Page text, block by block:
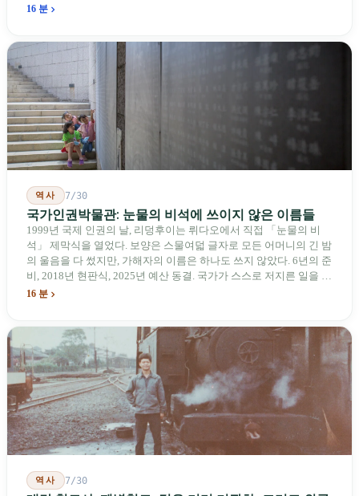
과하다. 2026년 4월, 미국 양당 소속 상원의원 4명이 《타이완을 위
를 드러낸다: 타이완의 진입이 너무 느려 미국 스스로가 입법을 통해
장벽을 낮춰야 한다는 점이다. 타이완에서 46년간 원격 조종 장난감
비행기를 만들어 온 한 회사가 오하이오주에 두 번째 공장을 건설할
계획을 세우고 있다.
16 분
역사 7/30
국가인권박물관: 눈물의 비석에 쓰이지 않은 이름들
1999년 국제 인권의 날, 리덩후이는 뤼다오에서 직접 「눈물의 비
석」 제막식을 열었다. 보양은 스물여덟 글자로 모든 어머니의 긴 밤
의 울음을 다 썼지만, 가해자의 이름은 하나도 쓰지 않았다. 6년의 준
비, 2018년 현판식, 2025년 예산 동결. 국가가 스스로 저지른 일을 기
념하기 위해 스스로 세운 박물관. 계엄 해제 39년 동안 사법 재판을
16 분
역사 7/30